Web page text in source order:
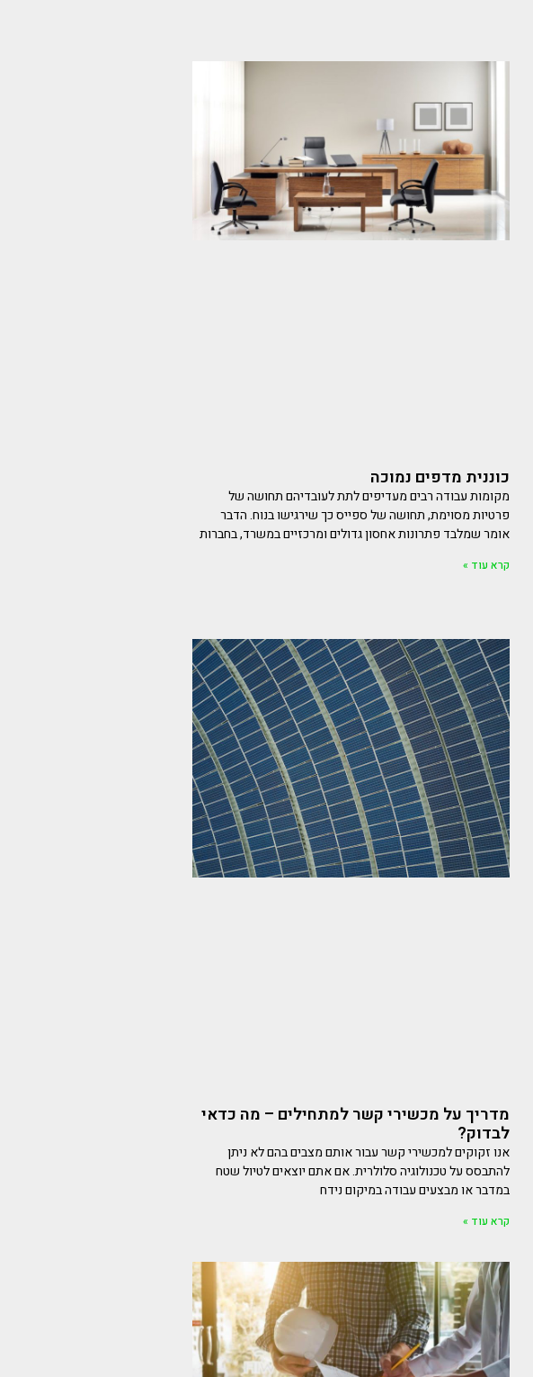
כוננית מדפים נמוכה
מקומות עבודה רבים מעדיפים לתת לעובדיהם תחושה של
פרטיות מסוימת, תחושה של ספייס כך שירגישו בנוח. הדבר
אומר שמלבד פתרונות אחסון גדולים ומרכזיים במשרד, בחברות
קרא עוד »
מדריך על מכשירי קשר למתחילים – מה כדאי
לבדוק?
אנו זקוקים למכשירי קשר עבור אותם מצבים בהם לא ניתן
להתבסס על טכנולוגיה סלולרית. אם אתם יוצאים לטיול שטח
במדבר או מבצעים עבודה במיקום נידח
קרא עוד »